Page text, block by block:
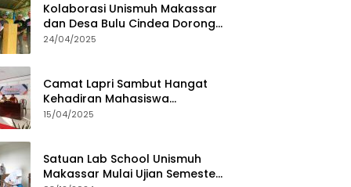
Kolaborasi Unismuh Makassar
dan Desa Bulu Cindea Dorong
Sentra Garam Industri
24/04/2025
Camat Lapri Sambut Hangat
Kehadiran Mahasiswa
PoltekMu
15/04/2025
Satuan Lab School Unismuh
Makassar Mulai Ujian Semester,